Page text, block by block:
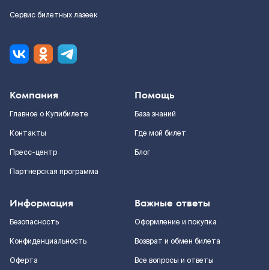
Сервис билетных лазеек
Компания
Главное о Купибилете
Контакты
Пресс-центр
Партнерская программа
Помощь
База знаний
Где мой билет
Блог
Информация
Безопасность
Конфиденциальность
Оферта
Важные ответы
Оформление и покупка
Возврат и обмен билета
Все вопросы и ответы